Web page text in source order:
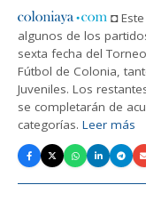
◘
algunos de los
sexta fecha del
Fútbol de Colonia,
Juveniles. Los
se completarán de
categorías. Leer más